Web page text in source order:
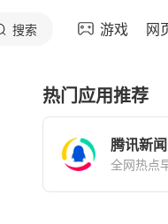
搜索 游戏 网
热门应用推荐
腾讯新
全网热点